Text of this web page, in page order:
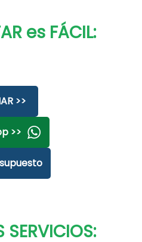
es FÁCIL:
>>
>>
SERVICIOS: